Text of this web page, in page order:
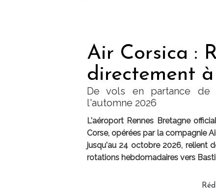
Air Corsica :
directement
De vols en partance de
l'automne 2026
L'aéroport Rennes Bretagne
Corse, opérées par la compagnie
jusqu'au 24 octobre 2026, relient
rotations hebdomadaires vers